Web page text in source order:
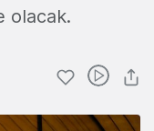
olacak.